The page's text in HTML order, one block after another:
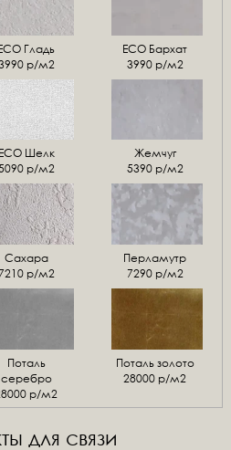
Гладь
р/м2
ECO Бархат
3990 р/м2
ЕСО Шелк
р/м2
Жемчуг
5390 р/м2
Сахара
р/м2
Перламутр
7290 р/м2
Поталь
серебро
р/м2
Поталь золото
28000 р/м2
для связи